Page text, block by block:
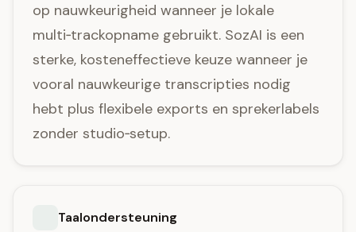
op nauwkeurigheid wanneer je lokale
multi‑trackopname gebruikt. SozAI is een
sterke, kosteneffectieve keuze wanneer je
vooral nauwkeurige transcripties nodig
hebt plus flexibele exports en sprekerlabels
zonder studio‑setup.
Taalondersteuning